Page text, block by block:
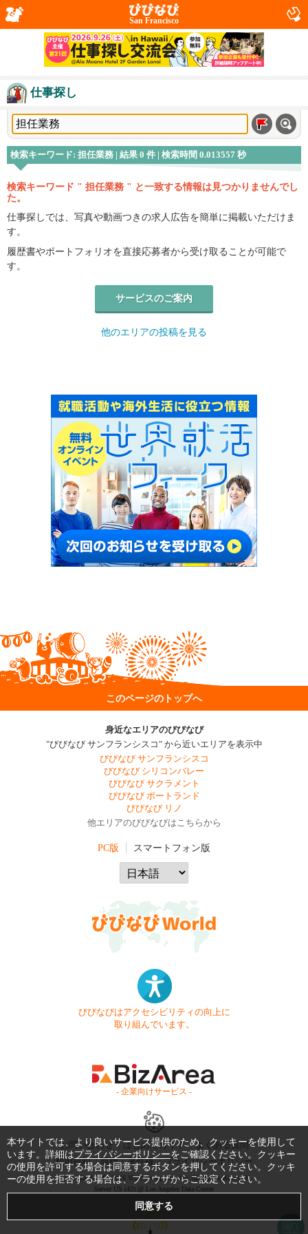
San Francisco
仕事探し
検索キーワード: 担任業務 | 結果 0 件 | 検索時間 0.013557 秒
検索キーワード " 担任業務 " と一致する情報は見つかりませんでし
た。
仕事探しでは、写真や動画つきの求人広告を簡単に掲載いただけま
す。
履歴書やポートフォリオを直接応募者から受け取ることが可能で
す。
サービスのご案内
他のエリアの投稿を見る
このページのトップへ
身近なエリアのびびなび
"びびなび サンフランシスコ" から近いエリアを表示中
びびなび サンフランシスコ
びびなび シリコンバレー
びびなび サクラメント
びびなび ポートランド
びびなび リノ
他エリアのびびなびはこちらから
PC版 スマートフォン版
びびなびはアクセシビリティの向上に
取り組んでいます。
- 企業向けサービス -
お問い合わせ はじめてガイド
よくある質問
利用規約
商標・著作権 プライバシーポリシー
Copyright © 1999-2026 Vivid Navigation, Inc. All Rights Reserved.
Server US (42) @ Los Angeles Data Center
本サイトでは、より良いサービス提供のため、クッキーを使用して
います。詳細はプライバシーポリシーをご確認ください。クッキー
の使用を許可する場合は同意するボタンを押してください。クッキ
ーの使用を拒否する場合は、ブラウザからご設定ください。